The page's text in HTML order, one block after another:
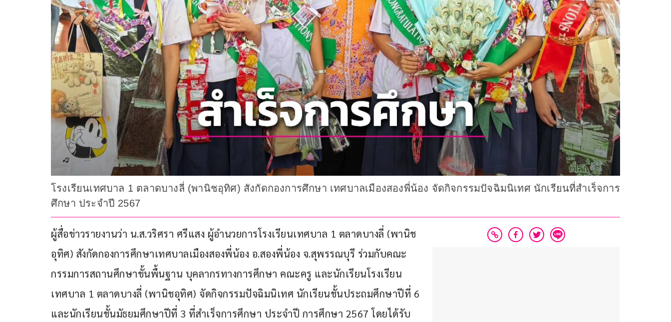
โรงเรียนเทศบาล 1 ตลาดบางลี่ (พานิชอุทิศ) สังกัดกองการศึกษา เทศบาลเมืองสองพี่น้อง จัดกิจกรรมปัจฉิมนิเทศ นักเรียนที่สำเร็จการ
ศึกษา ประจำปี 2567
ผู้สื่อข่าวรายงานว่า น.ส.วริศรา ศรีแสง ผู้อำนวยการโรงเรียนเทศบาล 1 ตลาดบางลี่ (พานิช
อุทิศ) สังกัดกองการศึกษาเทศบาลเมืองสองพี่น้อง อ.สองพี่น้อง จ.สุพรรณบุรี ร่วมกับคณะ
กรรมการสถานศึกษาขั้นพื้นฐาน บุคลากรทางการศึกษา คณะครู และนักเรียนโรงเรียน
เทศบาล 1 ตลาดบางลี่ (พานิชอุทิศ) จัดกิจกรรมปัจฉิมนิเทศ นักเรียนชั้นประถมศึกษาปีที่ 6
และนักเรียนชั้นมัธยมศึกษาปีที่ 3 ที่สำเร็จการศึกษา ประจำปี การศึกษา 2567 โดยได้รับ